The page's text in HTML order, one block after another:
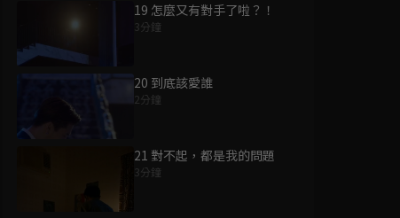
19 怎麼又有對手了啦？！
3分鐘
20 到底該愛誰
2分鐘
21 對不起，都是我的問題
3分鐘